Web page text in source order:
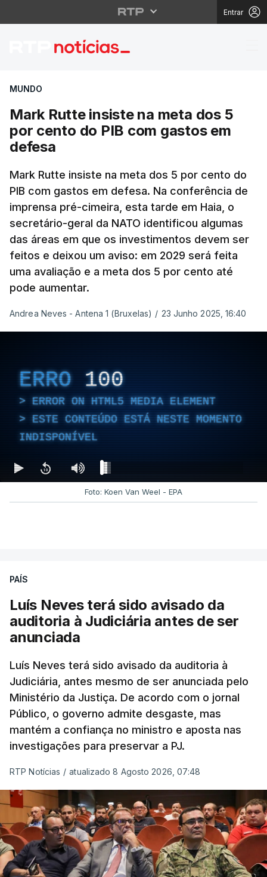
Entrar
Mark Rutte insiste na
MUNDO
Mark Rutte insiste na meta dos 5
por cento do PIB com gastos em
defesa
Mark Rutte insiste na meta dos 5 por cento do
PIB com gastos em defesa. Na conferência de
imprensa pré-cimeira, esta tarde em Haia, o
secretário-geral da NATO identificou algumas
das áreas em que os investimentos devem ser
feitos e deixou um aviso: em 2029 será feita
uma avaliação e a meta dos 5 por cento até
pode aumentar.
Andrea Neves - Antena 1 (Bruxelas) / 23 Junho 2025, 16:40
ERRO 100
ERROR ON HTML5 MEDIA ELEMENT
ESTE CONTEÚDO ESTÁ NESTE MOMENTO
INDISPONÍVEL
Foto: Koen Van Weel - EPA
PAÍS
Luís Neves terá sido avisado da
auditoria à Judiciária antes de ser
anunciada
Luís Neves terá sido avisado da auditoria à
Judiciária, antes mesmo de ser anunciada pelo
Ministério da Justiça. De acordo com o jornal
Público, o governo admite desgaste, mas
mantém a confiança no ministro e aposta nas
investigações para preservar a PJ.
RTP Notícias / atualizado 8 Agosto 2026, 07:48